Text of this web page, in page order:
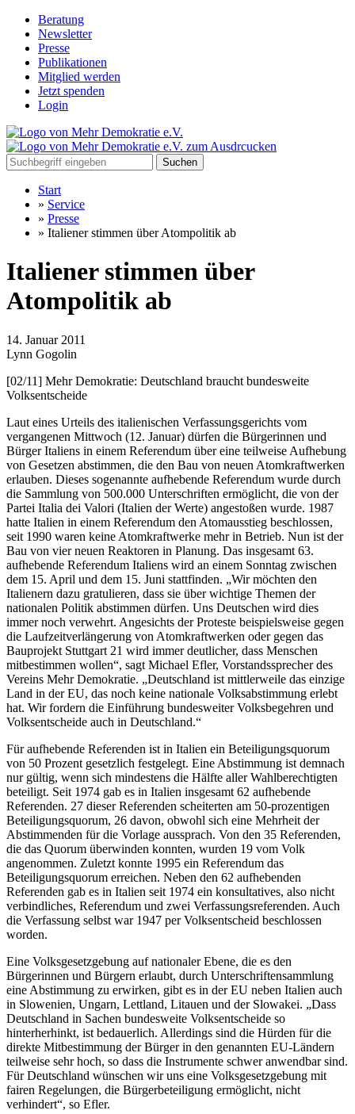
Beratung
Newsletter
Presse
Publikationen
Mitglied werden
Jetzt spenden
Login
Suchen
Start
» Service
» Presse
» Italiener stimmen über Atompolitik ab
Italiener stimmen über
Atompolitik ab
14. Januar 2011
Lynn Gogolin
[02/11] Mehr Demokratie: Deutschland braucht bundesweite
Volksentscheide
Laut eines Urteils des italienischen Verfassungsgerichts vom
vergangenen Mittwoch (12. Januar) dürfen die Bürgerinnen und
Bürger Italiens in einem Referendum über eine teilweise Aufhebung
von Gesetzen abstimmen, die den Bau von neuen Atomkraftwerken
erlauben. Dieses sogenannte aufhebende Referendum wurde durch
die Sammlung von 500.000 Unterschriften ermöglicht, die von der
Partei Italia dei Valori (Italien der Werte) angestoßen wurde. 1987
hatte Italien in einem Referendum den Atomausstieg beschlossen,
seit 1990 waren keine Atomkraftwerke mehr in Betrieb. Nun ist der
Bau von vier neuen Reaktoren in Planung. Das insgesamt 63.
aufhebende Referendum Italiens wird an einem Sonntag zwischen
dem 15. April und dem 15. Juni stattfinden. „Wir möchten den
Italienern dazu gratulieren, dass sie über wichtige Themen der
nationalen Politik abstimmen dürfen. Uns Deutschen wird dies
immer noch verwehrt. Angesichts der Proteste beispielsweise gegen
die Laufzeitverlängerung von Atomkraftwerken oder gegen das
Bauprojekt Stuttgart 21 wird immer deutlicher, dass Menschen
mitbestimmen wollen“, sagt Michael Efler, Vorstandssprecher des
Vereins Mehr Demokratie. „Deutschland ist mittlerweile das einzige
Land in der EU, das noch keine nationale Volksabstimmung erlebt
hat. Wir fordern die Einführung bundesweiter Volksbegehren und
Volksentscheide auch in Deutschland.“
Für aufhebende Referenden ist in Italien ein Beteiligungsquorum
von 50 Prozent gesetzlich festgelegt. Eine Abstimmung ist demnach
nur gültig, wenn sich mindestens die Hälfte aller Wahlberechtigten
beteiligt. Seit 1974 gab es in Italien insgesamt 62 aufhebende
Referenden. 27 dieser Referenden scheiterten am 50-prozentigen
Beteiligungsquorum, 26 davon, obwohl sich eine Mehrheit der
Abstimmenden für die Vorlage aussprach. Von den 35 Referenden,
die das Quorum überwinden konnten, wurden 19 vom Volk
angenommen. Zuletzt konnte 1995 ein Referendum das
Beteiligungsquorum erreichen. Neben den 62 aufhebenden
Referenden gab es in Italien seit 1974 ein konsultatives, also nicht
verbindliches, Referendum und zwei Verfassungsreferenden. Auch
die Verfassung selbst war 1947 per Volksentscheid beschlossen
worden.
Eine Volksgesetzgebung auf nationaler Ebene, die es den
Bürgerinnen und Bürgern erlaubt, durch Unterschriftensammlung
eine Abstimmung zu erwirken, gibt es in der EU neben Italien auch
in Slowenien, Ungarn, Lettland, Litauen und der Slowakei. „Dass
Deutschland in Sachen bundesweite Volksentscheide so
hinterherhinkt, ist bedauerlich. Allerdings sind die Hürden für die
direkte Mitbestimmung der Bürger in den genannten EU-Ländern
teilweise sehr hoch, so dass die Instrumente schwer anwendbar sind.
Für Deutschland wünschen wir uns eine Volksgesetzgebung mit
fairen Regelungen, die Bürgerbeteiligung ermöglicht, nicht
verhindert“, so Efler.